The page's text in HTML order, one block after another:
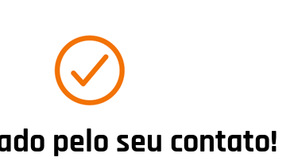
pelo seu contato!